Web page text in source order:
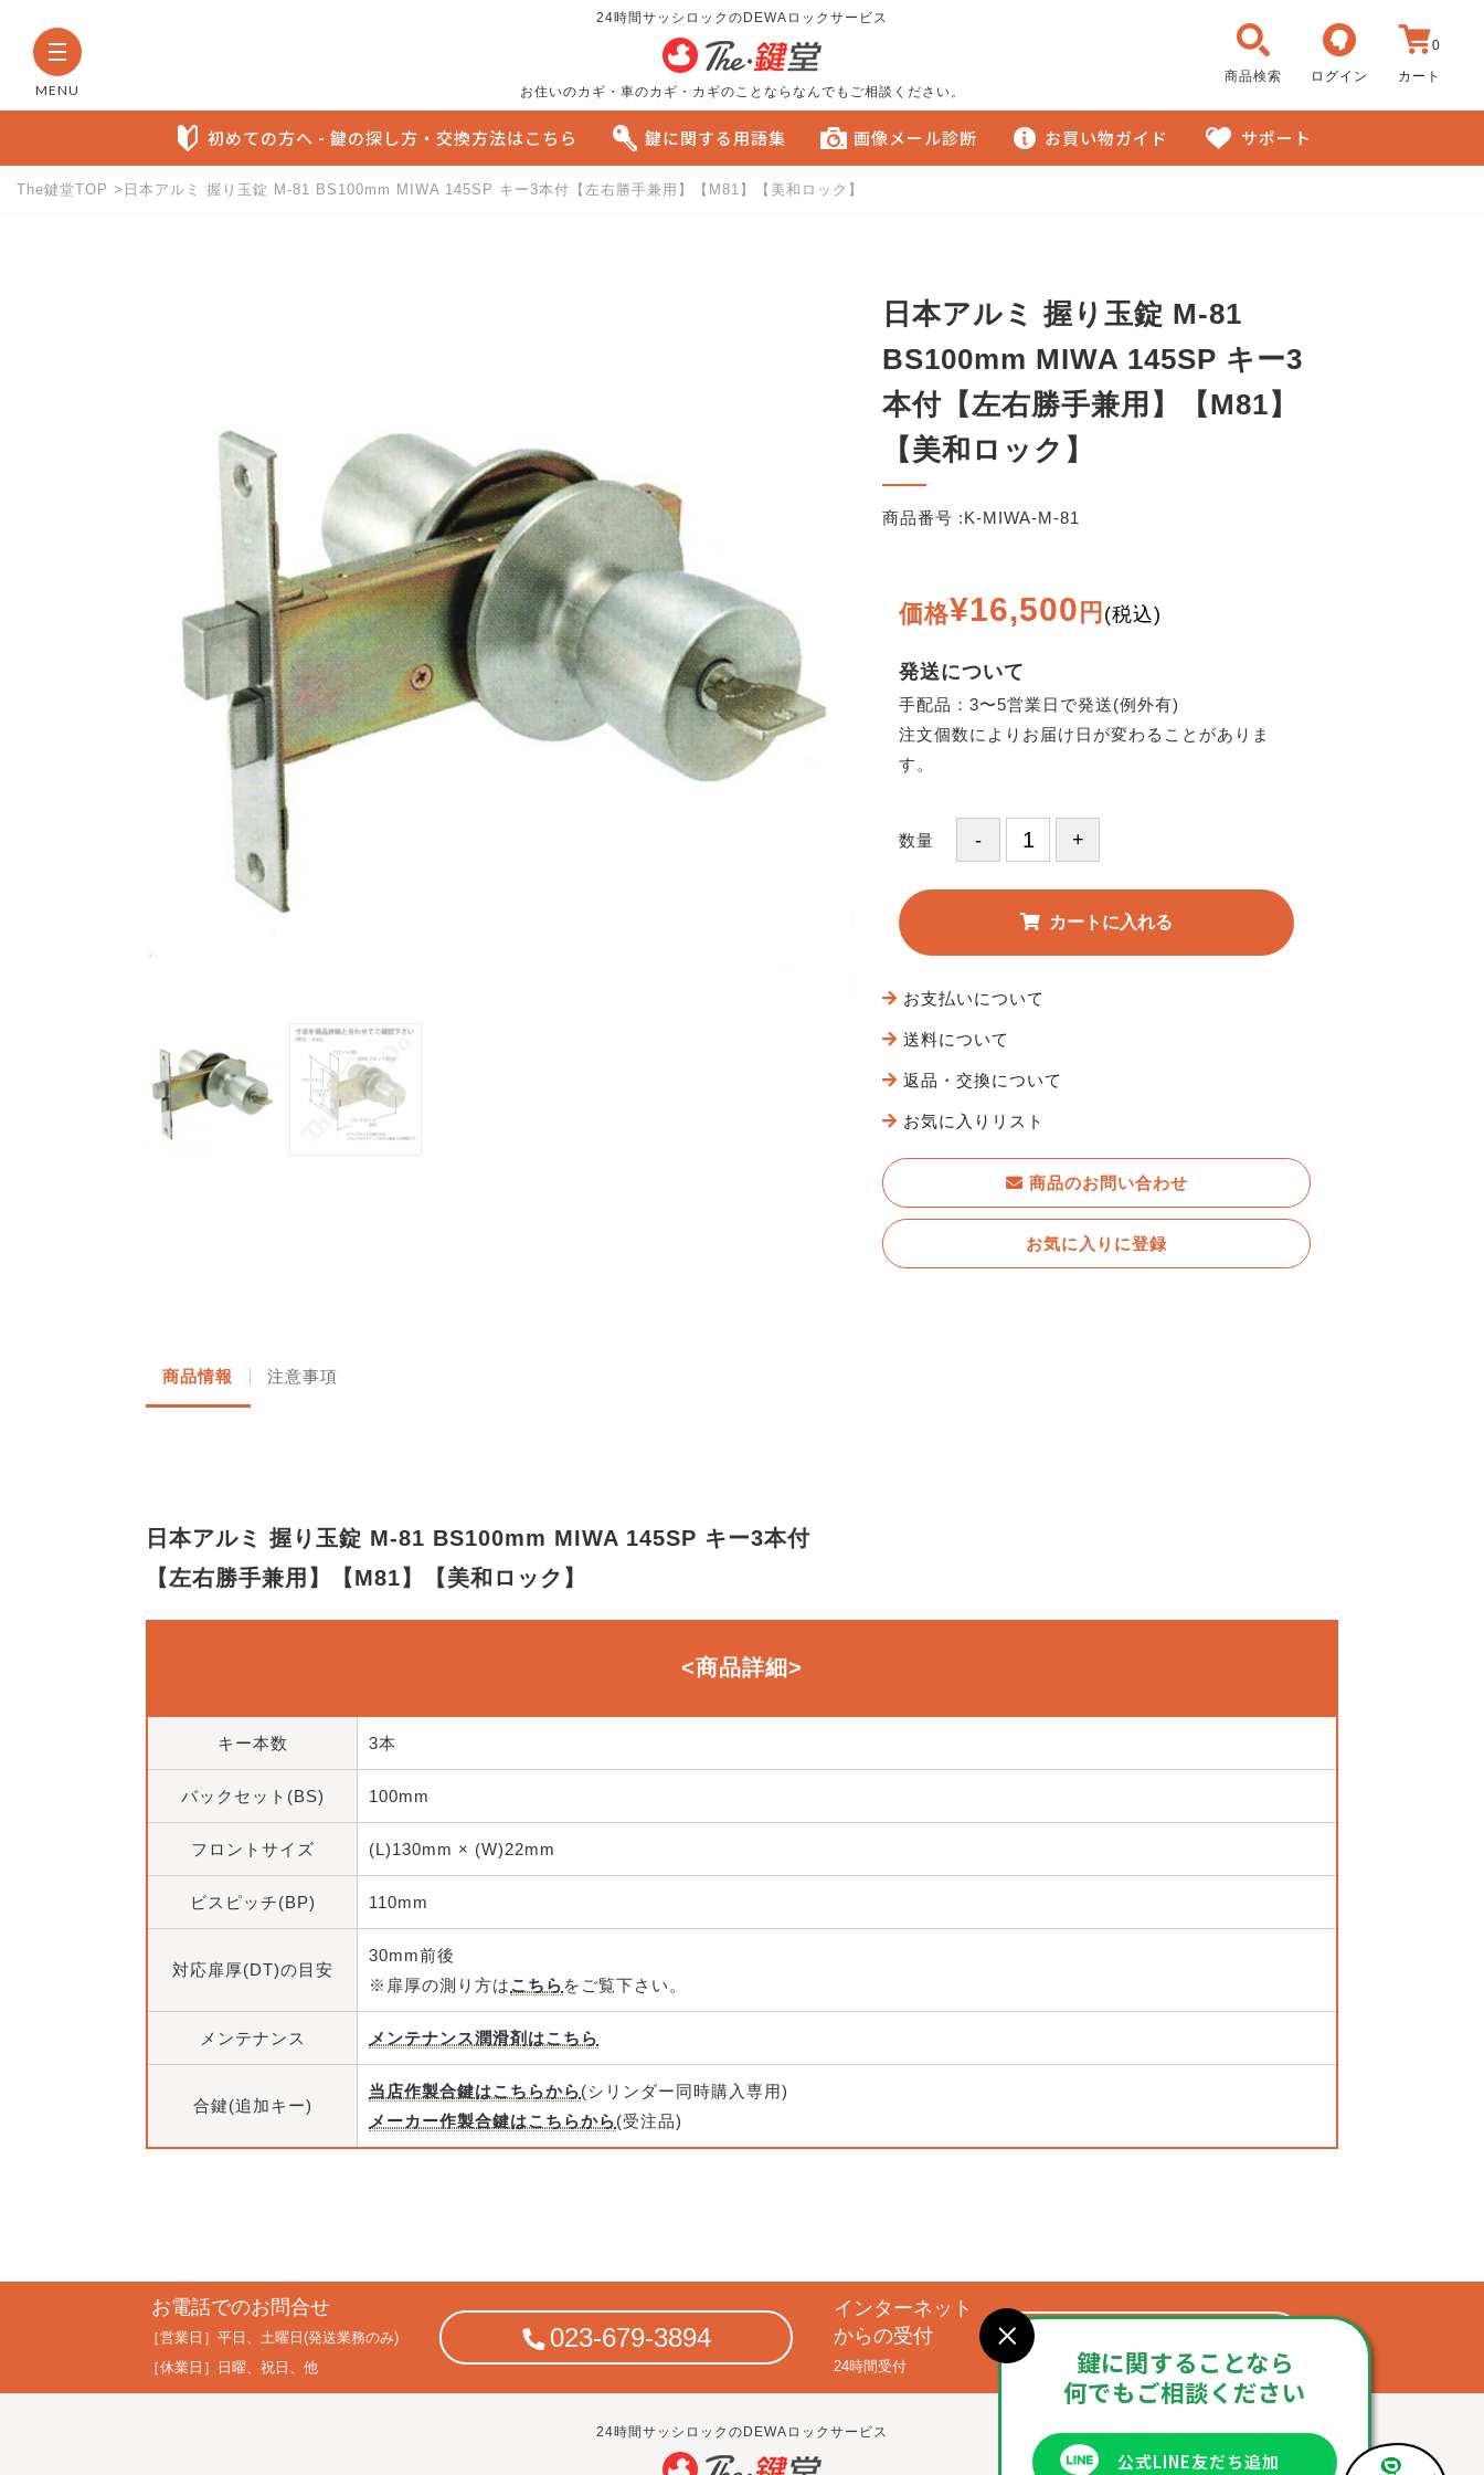
MENU
24時間サッシロックのDEWAロックサービス
お住いのカギ・車のカギ・カギのことならなんでもご相談ください。
商品検索 ログイン
0
カート
初めての方へ - 鍵の探し方・交換方法はこちら 鍵に関する用語集 画像メール診断 お買い物ガイド サポート
The鍵堂TOP 日本アルミ 握り玉錠 M-81 BS100mm MIWA 145SP キー3本付【左右勝手兼用】【M81】【美和ロック】
日本アルミ 握り玉錠 M-81
BS100mm MIWA 145SP キー3
本付【左右勝手兼用】【M81】
【美和ロック】
商品番号 :K-MIWA-M-81
価格¥16,500 円 (税込)
発送について
手配品：3〜5営業日で発送(例外有)
注文個数によりお届け日が変わることがありま
す。
数量
お支払いについて
送料について
返品・交換について
お気に入りリスト
商品のお問い合わせ
お気に入りに登録
商品情報 注意事項
日本アルミ 握り玉錠 M-81 BS100mm MIWA 145SP キー3本付
【左右勝手兼用】【M81】【美和ロック】
<商品詳細>
キー本数 3本
バックセット(BS) 100mm
フロントサイズ (L)130mm × (W)22mm
ビスピッチ(BP) 110mm
対応扉厚(DT)の目安
30mm前後
※扉厚の測り方はこちら をご覧下さい。
メンテナンス メンテナンス潤滑剤はこちら
合鍵(追加キー)
当店作製合鍵はこちらから(シリンダー同時購入専用)
メーカー作製合鍵はこちらから(受注品)
お電話でのお問合せ
［営業日］ 平日、土曜日(発送業務のみ)
［休業日］
日曜、祝日、他
023-679-3894
インターネット
からの受付
24時間受付
24時間サッシロックのDEWAロックサービス
鍵に関することなら
何でもご相談ください
公式LINE友だち追加